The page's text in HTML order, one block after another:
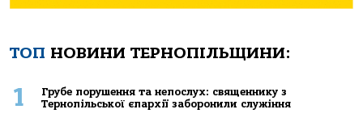
ТОП НОВИНИ ТЕРНОПІЛЬЩИНИ:
1
Грубе порушення та непослух: священнику з
Тернопільської єпархії заборонили служіння